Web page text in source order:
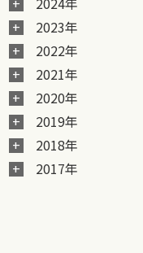
2023年
2022年
2021年
2020年
2019年
2018年
2017年